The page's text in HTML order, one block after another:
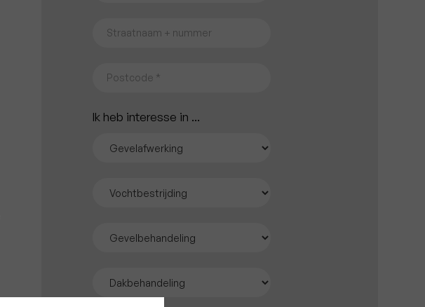
Ik heb interesse in ...